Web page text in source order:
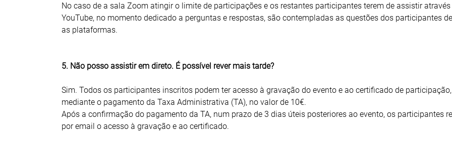
No caso de a sala Zoom atingir o limite de participações e os restantes participantes terem de assistir
YouTube, no momento dedicado a perguntas e respostas, são contempladas as questões dos participantes
as plataformas.
5. Não posso assistir em direto. É possível rever mais tarde?
Sim. Todos os participantes inscritos podem ter acesso à gravação do evento e ao certificado de participação,
mediante o pagamento da Taxa Administrativa (TA), no valor de 10€.
Após a confirmação do pagamento da TA, num prazo de 3 dias úteis posteriores ao evento, os participantes
por email o acesso à gravação e ao certificado.